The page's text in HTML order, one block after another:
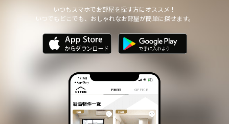
いつもスマホでお部屋を探す方にオススメ！
いつでもどこでも、おしゃれなお部屋が簡単に探せます。